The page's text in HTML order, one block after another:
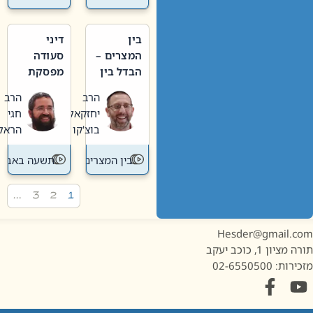
בין
המצרים –
הבדל בין
חדשה
לישנה
הרב
יחזקאל
בוצ'קו
בין המצרים
דיני
סעודה
מפסקת
תשעה
באב
הרב
חגי
הראל
תשעה באב
1, כוכב יעקב
02-6550500